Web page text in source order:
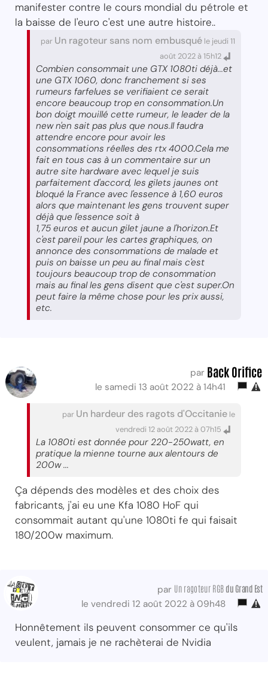
manifester contre le cours mondial du pétrole et
la baisse de l'euro c'est une autre histoire..
par Un ragoteur sans nom embusqué le jeudi 11
août 2022 à 15h12
Combien consommait une GTX 1080ti déjà...et
une GTX 1060, donc franchement si ses
rumeurs farfelues se verifiaient ce serait
encore beaucoup trop en consommation.Un
bon doigt mouillé cette rumeur, le leader de la
new n'en sait pas plus que nous.Il faudra
attendre encore pour avoir les
consommations réelles des rtx 4000.Cela me
fait en tous cas à un commentaire sur un
autre site hardware avec lequel je suis
parfaitement d'accord, les gilets jaunes ont
bloqué la France avec l'essence à 1,60 euros
alors que maintenant les gens trouvent super
déjà que l'essence soit à
1,75 euros et aucun gilet jaune a l'horizon.Et
c'est pareil pour les cartes graphiques, on
annonce des consommations de malade et
puis on baisse un peu au final mais c'est
toujours beaucoup trop de consommation
mais au final les gens disent que c'est super.On
peut faire la même chose pour les prix aussi,
etc.
par Back Orifice
le samedi 13 août 2022 à 14h41
par Un hardeur des ragots d'Occitanie le
vendredi 12 août 2022 à 07h15
La 1080ti est donnée pour 220-250watt, en
pratique la mienne tourne aux alentours de
200w ...
Ça dépends des modèles et des choix des
fabricants, j'ai eu une Kfa 1080 HoF qui
consommait autant qu'une 1080ti fe qui faisait
180/200w maximum.
par Un ragoteur RGB du Grand Est
le vendredi 12 août 2022 à 09h48
Honnêtement ils peuvent consommer ce qu'ils
veulent, jamais je ne rachèterai de Nvidia